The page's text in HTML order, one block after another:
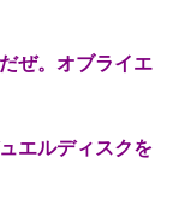
ぜ。オブライエ
エルディスクを